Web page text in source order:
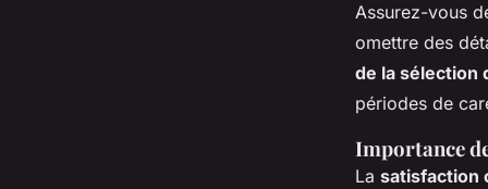
Assurez-vous
omettre des
de la sélection
périodes de
Importance
La satisfaction